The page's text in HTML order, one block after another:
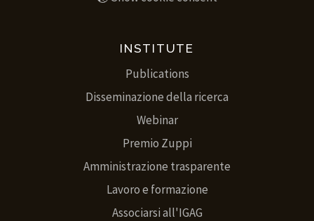
INSTITUTE
Publications
Disseminazione della ricerca
Webinar
Premio Zuppi
Amministrazione trasparente
Lavoro e formazione
Associarsi all'IGAG